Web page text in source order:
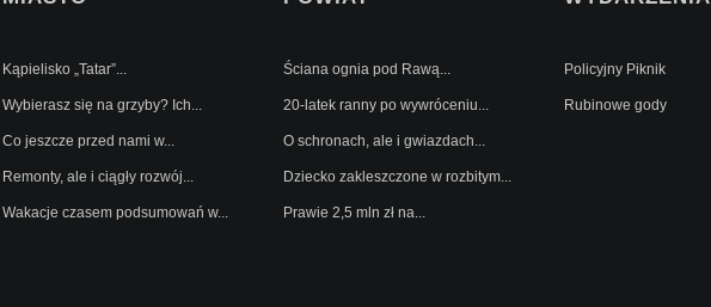
Kąpielisko „Tatar”...
Wybierasz się na grzyby? Ich...
Co jeszcze przed nami w...
Remonty, ale i ciągły rozwój...
Wakacje czasem podsumowań w...
Ściana ognia pod Rawą...
20-latek ranny po wywróceniu...
O schronach, ale i gwiazdach...
Dziecko zakleszczone w rozbitym...
Prawie 2,5 mln zł na...
Policyjny Piknik
Rubinowe gody